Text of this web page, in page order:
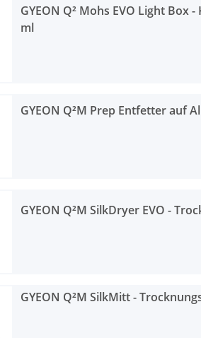
GYEON Q² Mohs EVO Light Box
ml
GYEON Q²M Prep Entfetter auf
GYEON Q²M SilkDryer EVO -
GYEON Q²M SilkMitt -